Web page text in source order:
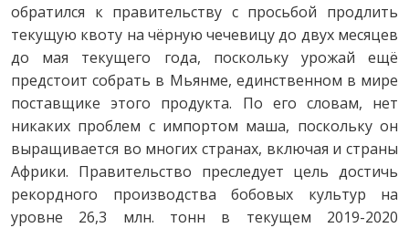
обратился к правительству с просьбой продлить
текущую квоту на чёрную чечевицу до двух месяцев
до мая текущего года, поскольку урожай ещё
предстоит собрать в Мьянме, единственном в мире
поставщике этого продукта. По его словам, нет
никаких проблем с импортом маша, поскольку он
выращивается во многих странах, включая и страны
Африки. Правительство преследует цель достичь
рекордного производства бобовых культур на
уровне 26,3 млн. тонн в текущем 2019-2020